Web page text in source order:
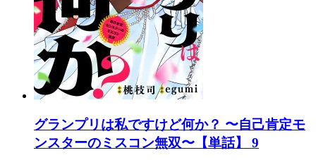
グランプリは私ですけど何か？ 〜自己肯定モ
ンスターのミスコン無双〜【単話】 9